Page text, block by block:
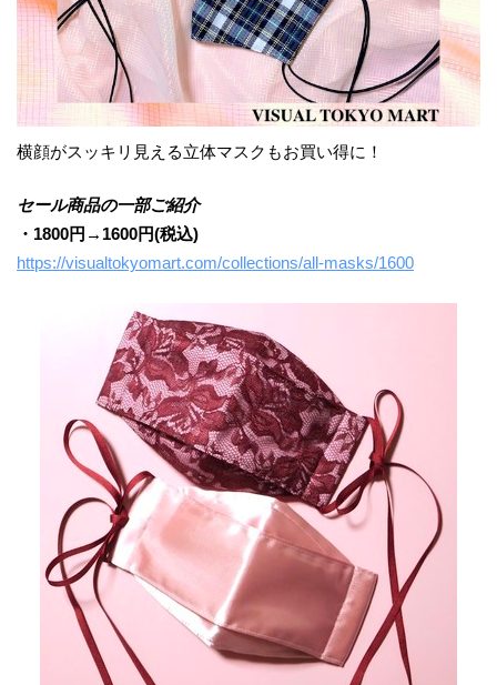
横顔がスッキリ見える立体マスクもお買い得に！
セール商品の一部ご紹介
・1800円→1600円(税込)
https://visualtokyomart.com/collections/all-masks/1600